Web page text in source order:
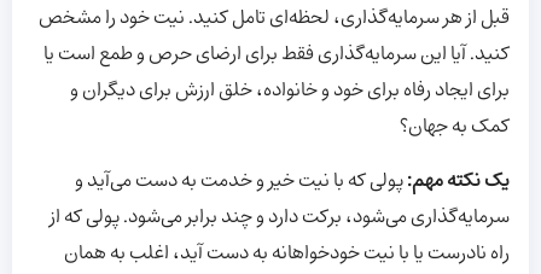
قبل از هر سرمایه‌گذاری، لحظه‌ای تامل کنید. نیت خود را مشخص
کنید. آیا این سرمایه‌گذاری فقط برای ارضای حرص و طمع است یا
برای ایجاد رفاه برای خود و خانواده، خلق ارزش برای دیگران و
کمک به جهان؟
یک نکته مهم:پولی که با نیت خیر و خدمت به دست می‌آید و
سرمایه‌گذاری می‌شود، برکت دارد و چند برابر می‌شود. پولی که از
راه نادرست یا با نیت خودخواهانه به دست آید، اغلب به همان